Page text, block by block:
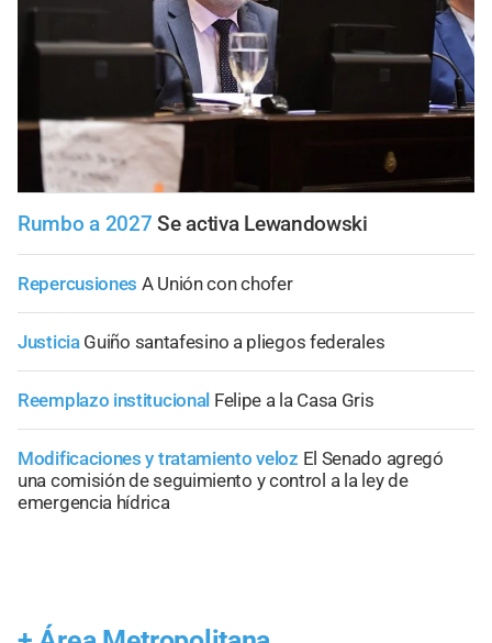
Rumbo a 2027 Se activa Lewandowski
Repercusiones A Unión con chofer
Justicia Guiño santafesino a pliegos federales
Reemplazo institucional Felipe a la Casa Gris
Modificaciones y tratamiento veloz El Senado agregó
una comisión de seguimiento y control a la ley de
emergencia hídrica